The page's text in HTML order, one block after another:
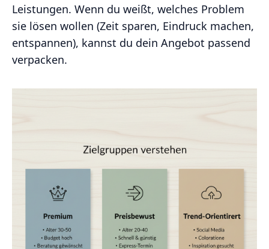
Leistungen. Wenn du weißt, welches Problem
sie lösen wollen (Zeit sparen, Eindruck machen,
entspannen), kannst du dein Angebot passend
verpacken.